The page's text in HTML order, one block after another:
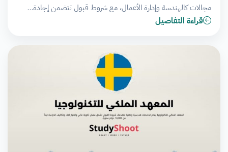
مجالات كالهندسة وإدارة الأعمال، مع شروط قبول تتضمن إجادة…
قراءة التفاصيل